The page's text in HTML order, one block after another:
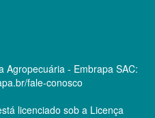
Agropecuária - Embrapa SAC:
fale-conosco
licenciado sob a Licença